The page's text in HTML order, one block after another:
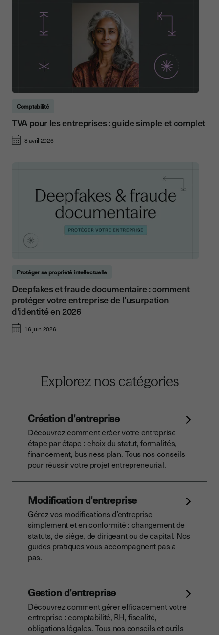
Comptabilité
TVA pour les entreprises : guide simple et complet
8 avril 2026
Protéger sa propriété intellectuelle
Deepfakes et fraude documentaire : comment
protéger votre entreprise de l'usurpation
d'identité en 2026
16 juin 2026
Explorez nos catégories
Création d'entreprise
Découvrez comment créer votre entreprise
étape par étape : choix du statut, formalités,
financement, business plan. Tous nos conseils
pour réussir votre projet entrepreneurial.
Modification d'entreprise
Gérez vos modifications d’entreprise
simplement et en conformité : changement de
statuts, de siège, de dirigeant ou de capital. Nos
guides pratiques vous accompagnent pas à
pas.
Gestion d'entreprise
Découvrez comment gérer efficacement votre
entreprise : comptabilité, RH, fiscalité,
obligations légales. Tous nos conseils et outils